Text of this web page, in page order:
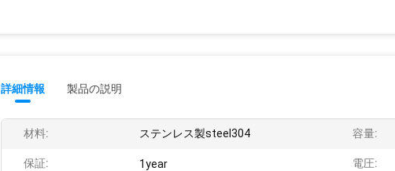
詳細情報 製品の説明
材料: ステンレス製steel304 容量:
保証: 1year 電圧: